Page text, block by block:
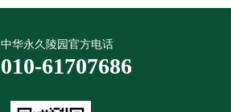
中华永久陵园官方电话
010-61707686